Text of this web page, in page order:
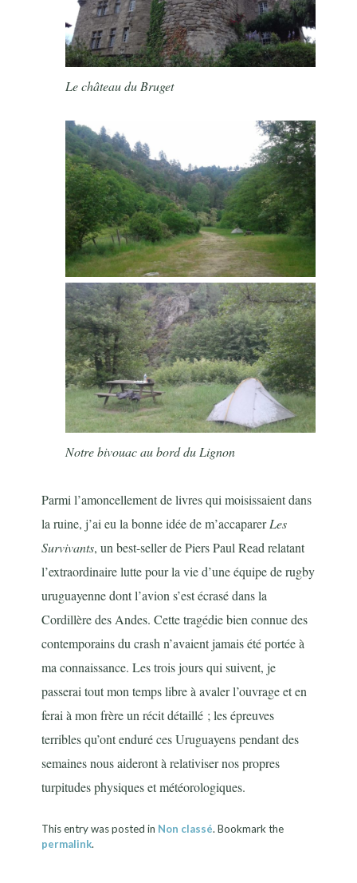
Le château du Bruget
Notre bivouac au bord du Lignon
Parmi l’amoncellement de livres qui moisissaient dans
la ruine, j’ai eu la bonne idée de m’accaparerLes
Survivants, un best-seller de Piers Paul Read relatant
l’extraordinaire lutte pour la vie d’une équipe de rugby
uruguayenne dont l’avion s’est écrasé dans la
Cordillère des Andes. Cette tragédie bien connue des
contemporains du crash n’avaient jamais été portée à
ma connaissance. Les trois jours qui suivent, je
passerai tout mon temps libre à avaler l’ouvrage et en
ferai à mon frère un récit détaillé ; les épreuves
terribles qu’ont enduré ces Uruguayens pendant des
semaines nous aideront à relativiser nos propres
turpitudes physiques et météorologiques.
This entry was posted in Non classé. Bookmark the
permalink.